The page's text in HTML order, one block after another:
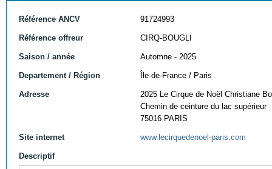
Référence ANCV 91724993
Référence offreur CIRQ-BOUGLI
Saison / année Automne - 2025
Departement / Région Île-de-France / Paris
Adresse
2025 Le Cirque de Noël Christiane
Chemin de ceinture du lac supérieur
75016 PARIS
Site internet www.lecirquedenoel-paris.com
Descriptif